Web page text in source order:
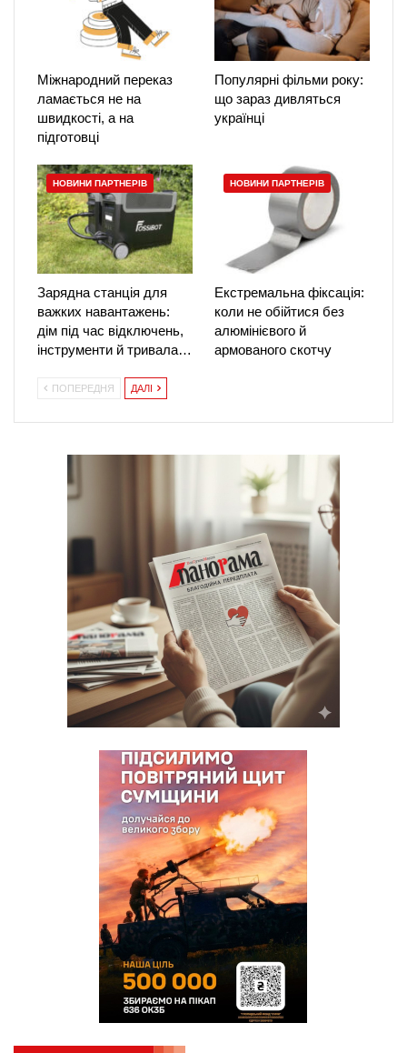
Міжнародний переказ
ламається не на
швидкості, а на
підготовці
Популярні фільми року:
що зараз дивляться
українці
НОВИНИ ПАРТНЕРІВ
Зарядна станція для
важких навантажень:
дім під час відключень,
інструменти й тривала…
НОВИНИ ПАРТНЕРІВ
Екстремальна фіксація:
коли не обійтися без
алюмінієвого й
армованого скотчу
ПОПЕРЕДНЯ ДАЛІ